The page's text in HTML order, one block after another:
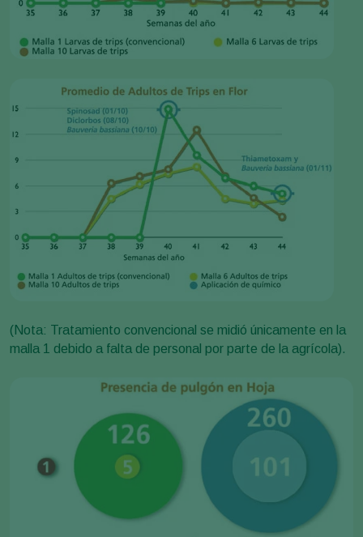
(Nota: Tratamiento convencional se midió únicamente en la
malla 1 debido a falta de personal por parte de la agrícola).